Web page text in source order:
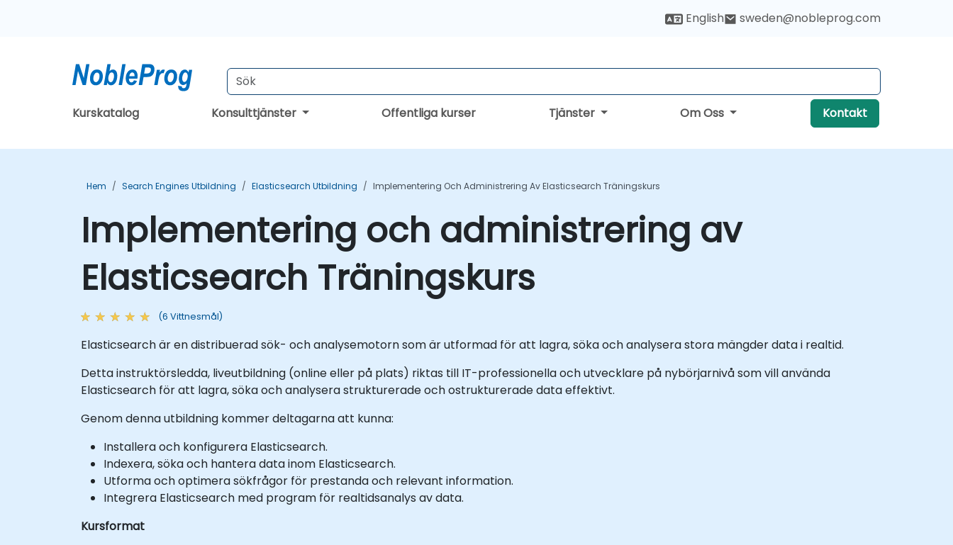
English sweden@nobleprog.com
Kurskatalog Konsulttjänster Offentliga kurser Tjänster Om Oss Kontakt
Hem Search Engines Utbildning Elasticsearch Utbildning Implementering Och Administrering Av Elasticsearch Träningskurs
Implementering och administrering av
Elasticsearch Träningskurs
(6 Vittnesmål)
Elasticsearch är en distribuerad sök- och analysemotorn som är utformad för att lagra, söka och analysera stora mängder data i realtid.
Detta instruktörsledda, liveutbildning (online eller på plats) riktas till IT-professionella och utvecklare på nybörjarnivå som vill använda
Elasticsearch för att lagra, söka och analysera strukturerade och ostrukturerade data effektivt.
Genom denna utbildning kommer deltagarna att kunna:
Installera och konfigurera Elasticsearch.
Indexera, söka och hantera data inom Elasticsearch.
Utforma och optimera sökfrågor för prestanda och relevant information.
Integrera Elasticsearch med program för realtidsanalys av data.
Kursformat